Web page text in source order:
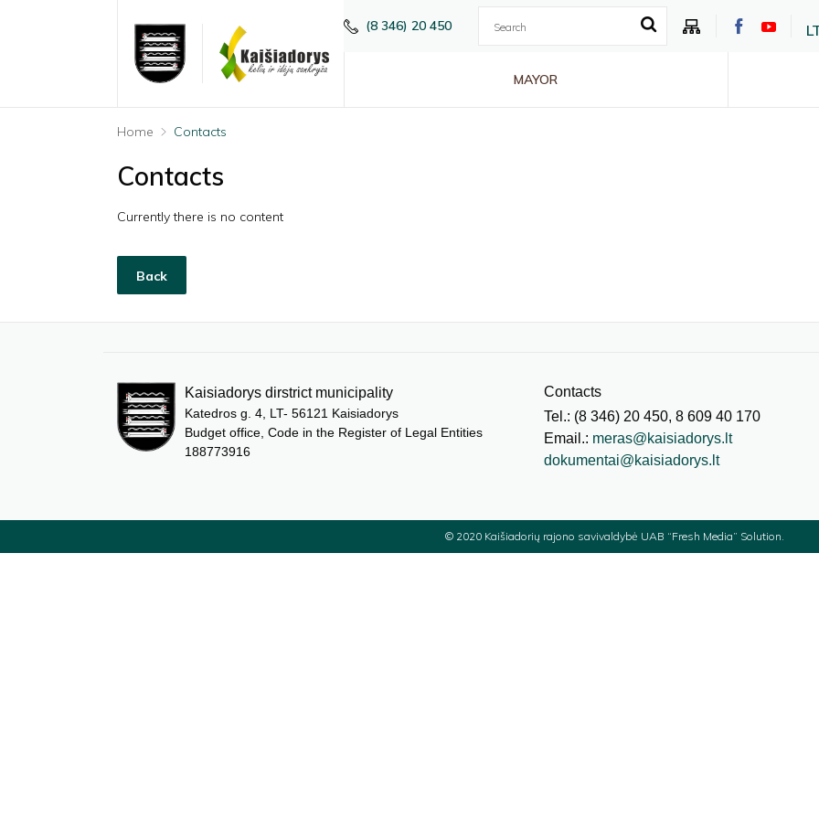
(8 346) 20 450
MAYOR
Home Contacts
Contacts
Currently there is no content
Back
Kaisiadorys dirstrict municipality
Katedros g. 4, LT- 56121 Kaisiadorys
Budget office, Code in the Register of Legal Entities
188773916
Contacts
Tel.: (8 346) 20 450, 8 609 40 170
Email.: meras@kaisiadorys.lt
dokumentai@kaisiadorys.lt
© 2020 Kaišiadorių rajono savivaldybė UAB “Fresh Media” Solution.